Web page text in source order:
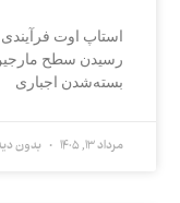
استاپ اوت
رسیدن سطح
بسته‌شدن اجباری
مرداد 13, 1405 بدون